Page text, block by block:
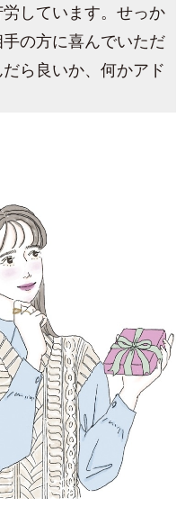
しています。せっか
の方に喜んでいただ
ら良いか、何かアド